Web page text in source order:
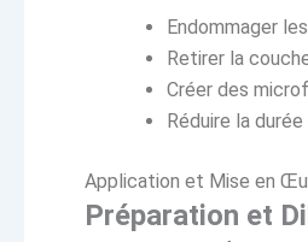
Endommager
Retirer la
Créer des
Réduire la
Application et Mise en
Préparation et